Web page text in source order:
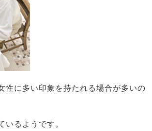
性に多い印象を持たれる場合が多いの
いるようです。